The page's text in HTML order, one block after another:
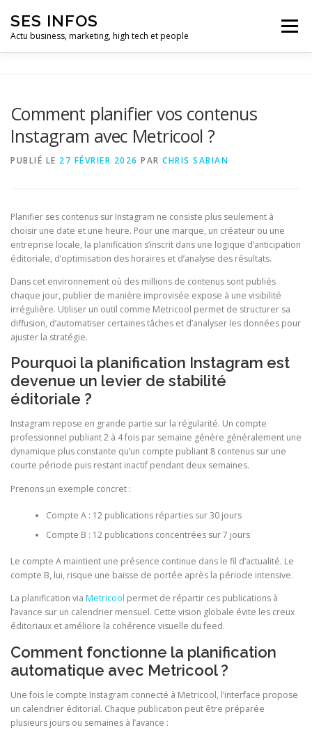
contenu
SES INFOS
Actu business, marketing, high tech et people
Menu
HIGH TECH ET INFORMATIQUE INFLUENCEURS
Comment planifier vos contenus
Instagram avec Metricool ?
PUBLIÉ LE 27 FÉVRIER 2026 PAR CHRIS SABIAN
Planifier ses contenus sur Instagram ne consiste plus seulement à
choisir une date et une heure. Pour une marque, un créateur ou une
entreprise locale, la planification s’inscrit dans une logique d’anticipation
éditoriale, d’optimisation des horaires et d’analyse des résultats.
Dans cet environnement où des millions de contenus sont publiés
chaque jour, publier de manière improvisée expose à une visibilité
irrégulière. Utiliser un outil comme Metricool permet de structurer sa
diffusion, d’automatiser certaines tâches et d’analyser les données pour
ajuster la stratégie.
Pourquoi la planification Instagram est
devenue un levier de stabilité
éditoriale ?
Instagram repose en grande partie sur la régularité. Un compte
professionnel publiant 2 à 4 fois par semaine génère généralement une
dynamique plus constante qu’un compte publiant 8 contenus sur une
courte période puis restant inactif pendant deux semaines.
Prenons un exemple concret :
Compte A : 12 publications réparties sur 30 jours
Compte B : 12 publications concentrées sur 7 jours
Le compte A maintient une présence continue dans le fil d’actualité. Le
compte B, lui, risque une baisse de portée après la période intensive.
La planification via Metricool permet de répartir ces publications à
l’avance sur un calendrier mensuel. Cette vision globale évite les creux
éditoriaux et améliore la cohérence visuelle du feed.
Comment fonctionne la planification
automatique avec Metricool ?
Une fois le compte Instagram connecté à Metricool, l’interface propose
un calendrier éditorial. Chaque publication peut être préparée
plusieurs jours ou semaines à l’avance :